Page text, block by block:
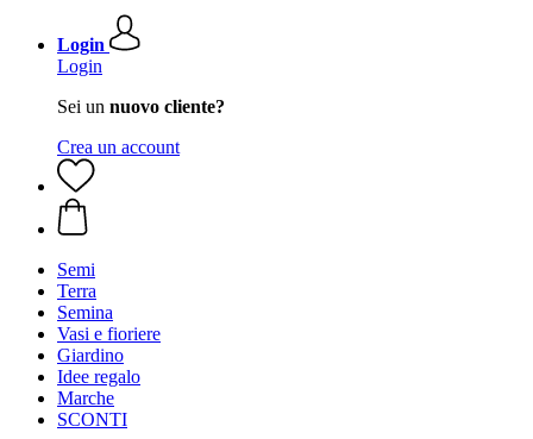
Login
Login
Sei un nuovo cliente?
Crea un account
Semi
Terra
Semina
Vasi e fioriere
Giardino
Idee regalo
Marche
SCONTI